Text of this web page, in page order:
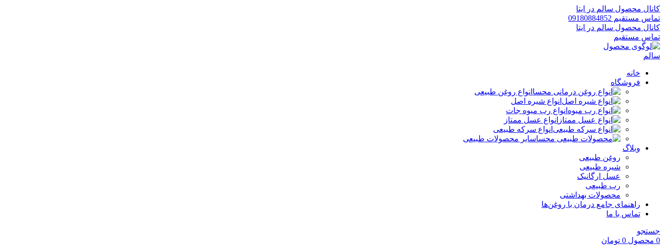
کانال محصول سالم در ایتا
تماس مستقیم 09180884852
کانال محصول سالم در ایتا
تماس مستقیم
خانه
فروشگاه
انواع روغن طبیعی
انواع شیره اصل
انواع رب میوه جات
انواع عسل ممتاز
انواع سرکه طبیعی
سایر محصولات طبیعی
وبلاگ
روغن طبیعی
شیره طبیعی
عسل ارگانیک
رب طبیعی
محصولات بهداشتی
راهنمای جامع درمان با روغن‌ها
تماس با ما
جستجو
0 محصول 0 تومان